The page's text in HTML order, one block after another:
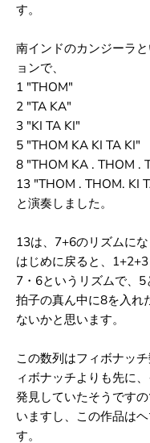
す。
南インドのカンジーラ
ョンで、
1 "THOM"
2 "TA KA"
3 "KI TA KI"
5 "THOM KA KI TA KI"
8 "THOM KA . THOM .
13 "THOM . THOM. KI
と演奏しました。
13は、7+6のリズムに
はじめに戻ると、
7・6というリズムで、
拍子の真ん中に8を入れ
ないかと思います。
この数列はフィボナッ
ィボナッチよりも先に
発見していたそうです
いますし、この作品は
す。